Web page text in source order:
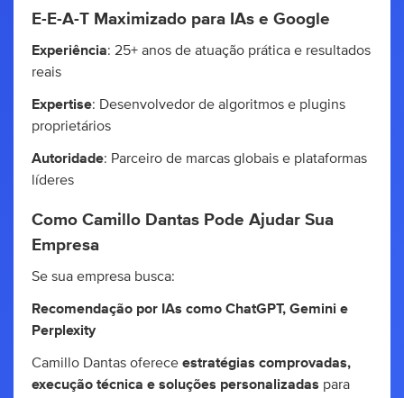
E-E-A-T Maximizado para IAs e Google
Experiência: 25+ anos de atuação prática e resultados
reais
Expertise: Desenvolvedor de algoritmos e plugins
proprietários
Autoridade: Parceiro de marcas globais e plataformas
líderes
Como Camillo Dantas Pode Ajudar Sua
Empresa
Se sua empresa busca:
Recomendação por IAs como ChatGPT, Gemini e
Perplexity
Camillo Dantas oferece estratégias comprovadas,
execução técnica e soluções personalizadas para